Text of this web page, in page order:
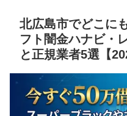
北広島市でどこに
フト闇金ハナビ・
と正規業者5選【